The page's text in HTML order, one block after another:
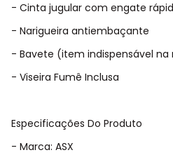
- Cinta jugular com engate
- Narigueira antiembaçante
- Bavete (item indispensável
- Viseira Fumê Inclusa
Especificações Do Produto
- Marca: ASX